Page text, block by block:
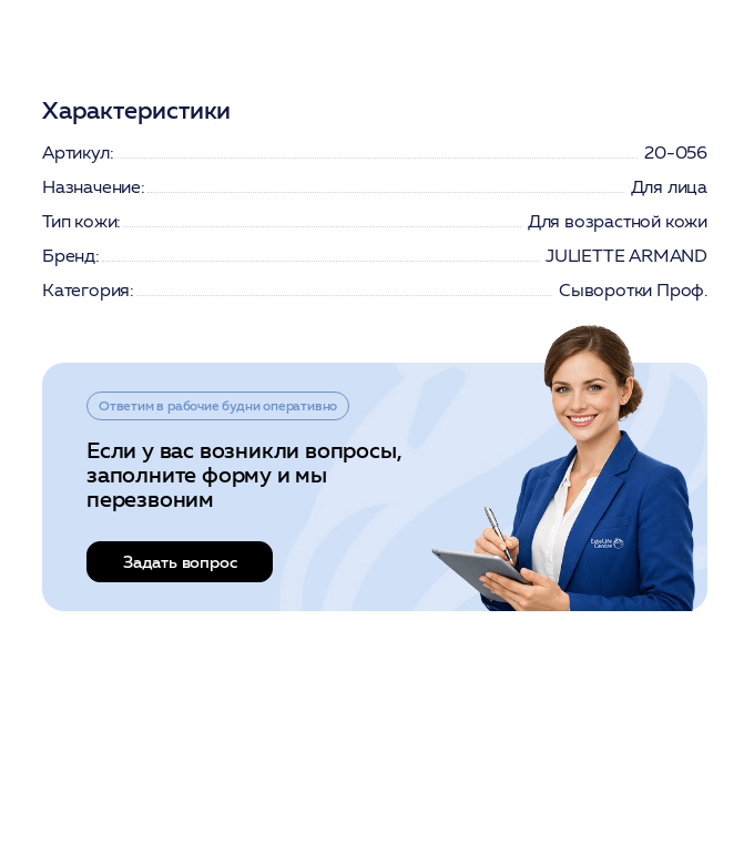
Характеристики
Артикул:
20-056
Назначение:
Для лица
Тип кожи:
Для возрастной кожи
Бренд:
JULIETTE ARMAND
Категория:
Сыворотки Проф.
Ответим в рабочие будни оперативно
Если у вас возникли вопросы,
заполните форму и мы
перезвоним
Задать вопрос